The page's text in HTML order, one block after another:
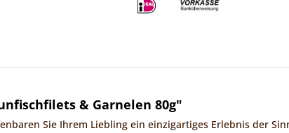
& Garnelen 80g"
Sie Ihrem Liebling ein einzigartiges Erlebnis der